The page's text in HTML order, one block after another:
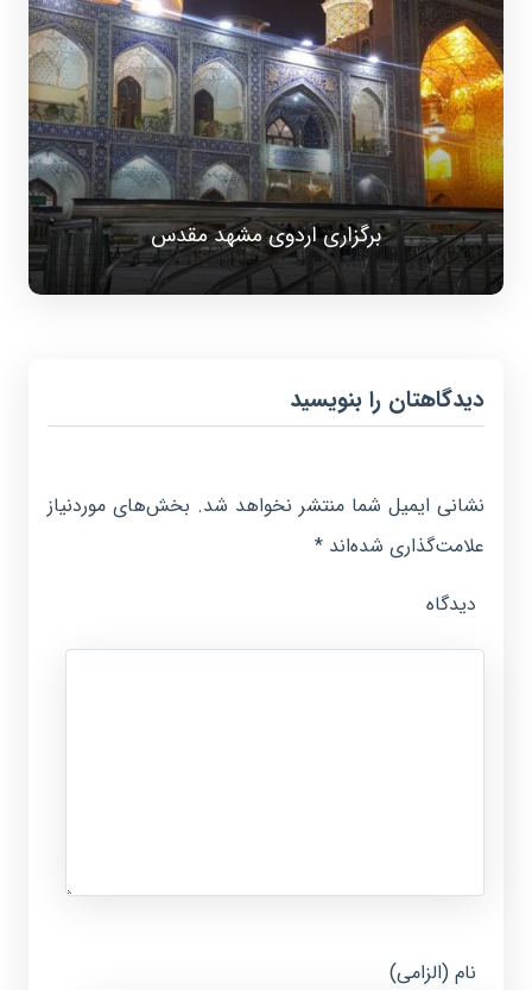
برگزاری اردوی مشهد مقدس
دیدگاهتان را بنویسید
نشانی ایمیل شما منتشر نخواهد شد. بخش‌های موردنیاز
علامت‌گذاری شده‌اند*
دیدگاه
نام (الزامی)